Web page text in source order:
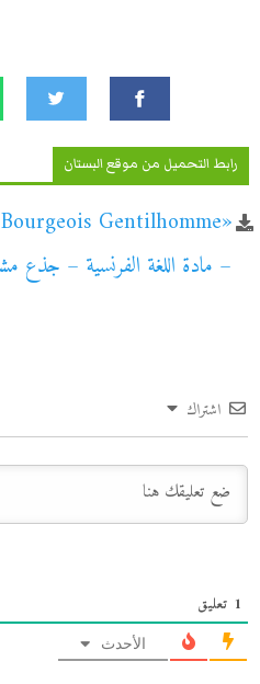
رابط التحميل من موقع البستان
Gentilhomme
– مادة اللغة الفرنسية – جذع
اشتراك
1 تعليق
الأحدث